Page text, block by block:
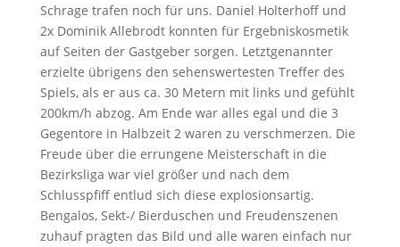
Schrage trafen noch für uns. Daniel Holterhoff und
2x Dominik Allebrodt konnten für Ergebniskosmetik
auf Seiten der Gastgeber sorgen. Letztgenannter
erzielte übrigens den sehenswertesten Treffer des
Spiels, als er aus ca. 30 Metern mit links und gefühlt
200km/h abzog. Am Ende war alles egal und die 3
Gegentore in Halbzeit 2 waren zu verschmerzen. Die
Freude über die errungene Meisterschaft in die
Bezirksliga war viel größer und nach dem
Schlusspfiff entlud sich diese explosionsartig.
Bengalos, Sekt-/ Bierduschen und Freudenszenen
zuhauf prägten das Bild und alle waren einfach nur